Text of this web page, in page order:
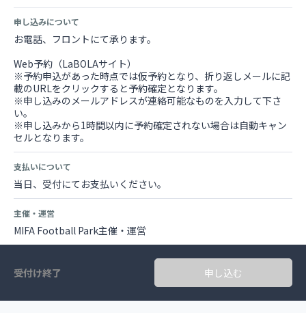
申し込みについて
お電話、フロントにて承ります。
Web予約（LaBOLAサイト）
※予約申込があった時点では仮予約となり、折り返しメールに記
載のURLをクリックすると予約確定となります。
※申し込みのメールアドレスが連絡可能なものを入力して下さ
い。
※申し込みから1時間以内に予約確定されない場合は自動キャン
セルとなります。
支払いについて
当日、受付にてお支払いください。
主催・運営
MIFA Football Park主催・運営
受付け終了 申し込む